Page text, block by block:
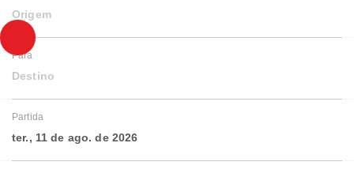
Origem
Para
Destino
Partida
ter., 11 de ago. de 2026